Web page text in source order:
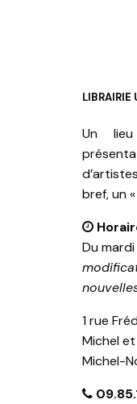
LIBRAIRIE
Un
bref, un
Du
1 rue
Michel
Michel-